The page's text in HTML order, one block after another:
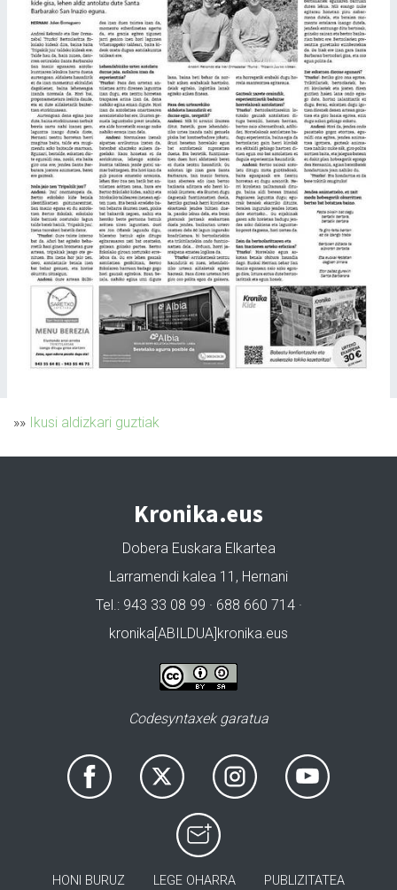
»» Ikusi aldizkari guztiak
Kronika.eus
Dobera Euskara Elkartea
Larramendi kalea 11, Hernani
Tel.: 943 33 08 99 · 688 660 714 ·
kronika[ABILDUA]kronika.eus
Codesyntaxek garatua
HONI BURUZ LEGE OHARRA PUBLIZITATEA